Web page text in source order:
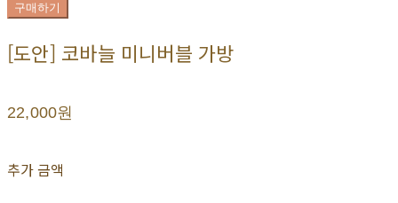
구매하기
[도안] 코바늘 미니버블 가방
22,000원
추가 금액